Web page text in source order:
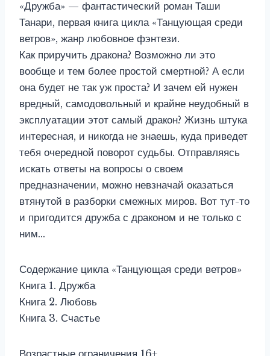
«Дружба» — фантастический роман Таши
Танари, первая книга цикла «Танцующая среди
ветров», жанр любовное фэнтези.
Как приручить дракона? Возможно ли это
вообще и тем более простой смертной? А если
она будет не так уж проста? И зачем ей нужен
вредный, самодовольный и крайне неудобный в
эксплуатации этот самый дракон? Жизнь штука
интересная, и никогда не знаешь, куда приведет
тебя очередной поворот судьбы. Отправляясь
искать ответы на вопросы о своем
предназначении, можно невзначай оказаться
втянутой в разборки смежных миров. Вот тут-то
и пригодится дружба с драконом и не только с
ним…
Содержание цикла «Танцующая среди ветров»
Книга 1. Дружба
Книга 2. Любовь
Книга 3. Счастье